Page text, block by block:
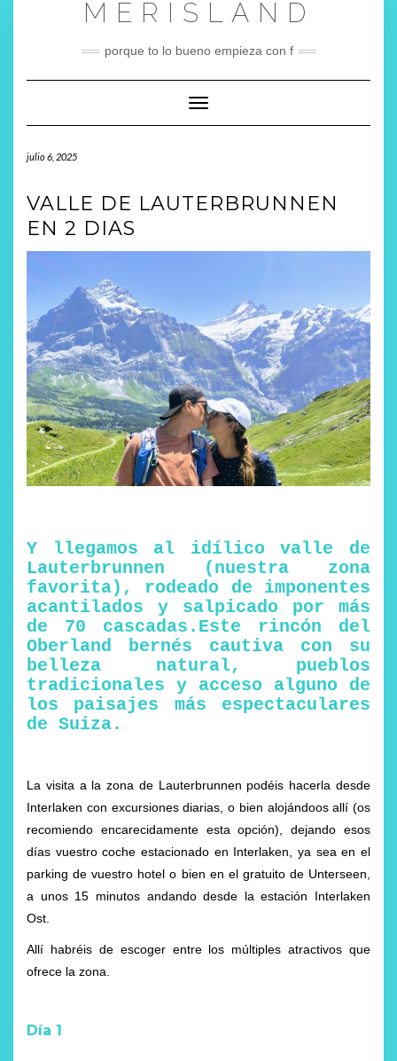
MERISLAND
porque to lo bueno empieza con f
Cambiar modo de navegación
julio 6, 2025
VALLE DE LAUTERBRUNNEN
EN 2 DIAS
Y llegamos al idílico valle de
Lauterbrunnen (nuestra zona
favorita), rodeado de imponentes
acantilados y salpicado por más
de 70 cascadas.Este rincón del
Oberland bernés cautiva con su
belleza natural, pueblos
tradicionales y acceso alguno de
los paisajes más espectaculares
de Suiza.
La visita a la zona de Lauterbrunnen podéis hacerla desde
Interlaken con excursiones diarias, o bien alojándoos allí (os
recomiendo encarecidamente esta opción), dejando esos
días vuestro coche estacionado en Interlaken, ya sea en el
parking de vuestro hotel o bien en el gratuito de Unterseen,
a unos 15 minutos andando desde la estación Interlaken
Ost.
Allí habréis de escoger entre los múltiples atractivos que
ofrece la zona.
Día 1